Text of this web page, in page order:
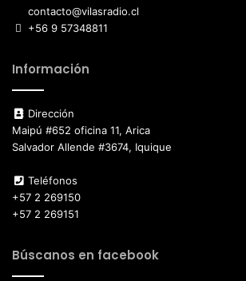
contacto@vilasradio.cl
+56 9 57348811
Información
Dirección
Maipú #652 oficina 11, Arica
Salvador Allende #3674, Iquique
Teléfonos
+57 2 269150
+57 2 269151
Búscanos en facebook